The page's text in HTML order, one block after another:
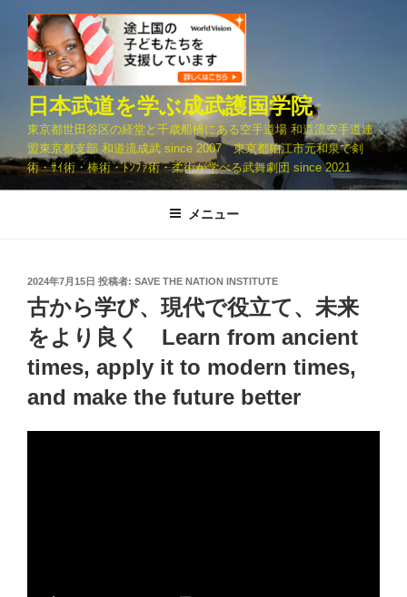
キ
日本武道を学ぶ成武護国学院
東京都世田谷区の経堂と千歳船橋にある空手道場 和道流空手道連
盟東京都支部 和道流成武 since 2007 東京都狛江市元和泉で剣
術・ｻｲ術・棒術・ﾄﾝﾌｧ術・柔術が学べる武舞劇団 since 2021
メニュー
投
日:
2024年7月15日 投稿者: SAVE THE NATION INSTITUTE
古から学び、現代で役立て、未来
をより良く Learn from ancient
times, apply it to modern times,
and make the future better